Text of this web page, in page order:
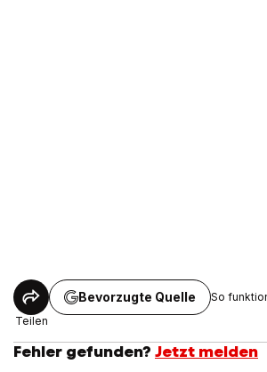
Teilen
Bevorzugte Quelle So
Fehler gefunden? Jetzt melden